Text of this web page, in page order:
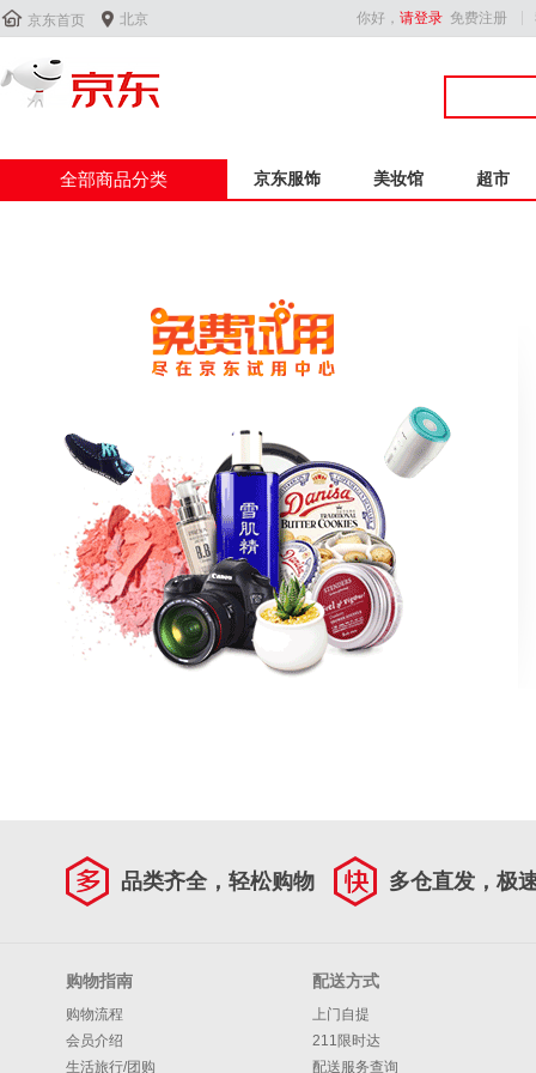
 京东首页  北京 你好， 请登录 免费注册
全部商品分类 京东服饰 美妆馆 超市
品类齐全，轻松购物 多仓直发，极
购物指南
购物流程
会员介绍
生活旅行/团购
配送方式
上门自提
211限时达
配送服务查询